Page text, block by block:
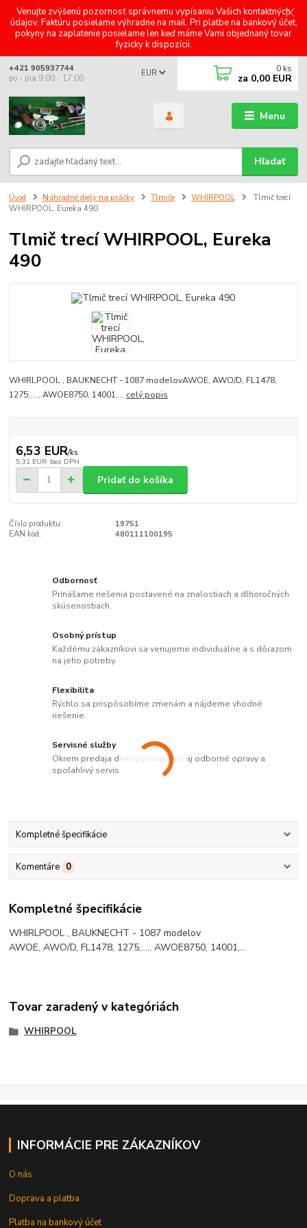
Venujte zvýšenú pozornosť správnemu vypísaniu Vašich kontaktných
údajov. Faktúru posielame výhradne na mail. Pri platbe na bankový účet,
pokyny na zaplatenie posielame len keď máme Vami objednaný tovar
fyzicky k dispozícii.
Menu
EUR
Hľadať
+421 905937744
po - pia 9:00 - 17:00
0 ks
za 0,00 EUR
Úvod Náhradné diely na práčky Tlmiče WHIRPOOL
Tlmič trecí
WHIRPOOL, Eureka 490
Tlmič trecí WHIRPOOL, Eureka
490
WHIRLPOOL , BAUKNECHT - 1087 modelovAWOE, AWO/D, FL1478,
1275,...., AWOE8750, 14001,... celý popis
6,53 EUR/ks
5,31 EUR bez DPH
Pridať do košíka
Číslo produktu:
19751
EAN kód:
480111100195
Odbornosť
Prinášame riešenia postavené na znalostiach a dlhoročných
skúsenostiach.
Osobný prístup
Každému zákazníkovi sa venujeme individuálne a s dôrazom
na jeho potreby.
Flexibilita
Rýchlo sa prispôsobíme zmenám a nájdeme vhodné
riešenie.
Servisné služby
Okrem predaja dielov ponúkame aj odborné opravy a
spoľahlivý servis.
Kompletné špecifikácie
Komentáre 0
Kompletné špecifikácie
WHIRLPOOL , BAUKNECHT - 1087 modelov
AWOE, AWO/D, FL1478, 1275,...., AWOE8750, 14001,...
Tovar zaradený v kategóriách
WHIRPOOL
INFORMÁCIE PRE ZÁKAZNÍKOV
O nás
Doprava a platba
Platba na bankový účet